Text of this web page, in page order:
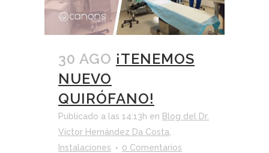
30 AGO ¡TENEMOS
NUEVO
QUIRÓFANO!
Publicado a las 14:13h en Blog del Dr.
Víctor Hernández Da Costa
Instalaciones
0 Comentarios